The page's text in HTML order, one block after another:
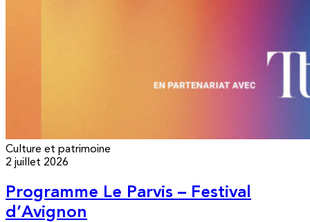
Culture et patrimoine
2 juillet 2026
Programme Le Parvis – Festival
d’Avignon